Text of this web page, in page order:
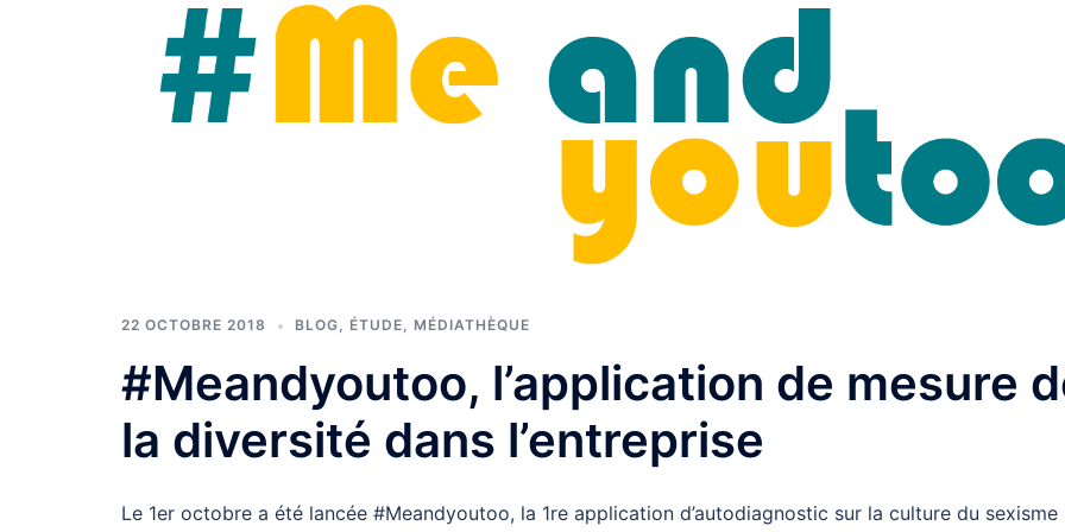
22 OCTOBRE 2018 BLOG, ÉTUDE, MÉDIATHÈQUE
#Meandyoutoo, l’application de mesure
la diversité dans l’entreprise
Le 1er octobre a été lancée #Meandyoutoo, la 1re application d’autodiagnostic sur la culture du sexisme